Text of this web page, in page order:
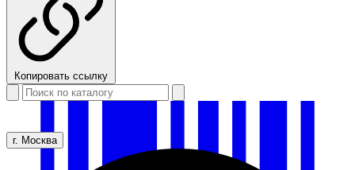
Копировать ссылку